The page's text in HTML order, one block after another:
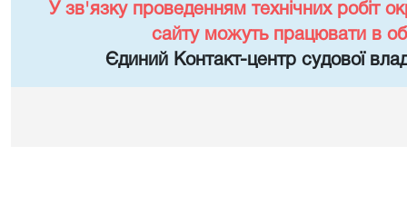
У зв'язку проведенням технічних робіт
сайту можуть працювати в
Єдиний Контакт-центр судової